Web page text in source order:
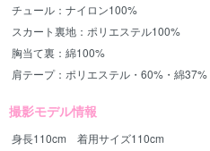
チュール：ナイロン100%
スカート裏地：ポリエステル100%
胸当て裏：綿100%
肩テープ：ポリエステル・60%・綿
撮影モデル情報
身長110cm 着用サイズ110cm